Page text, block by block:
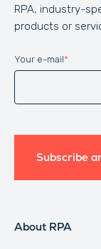
RPA, industry-
products or
Website
Your e-mail*
Subscribe
About RPA